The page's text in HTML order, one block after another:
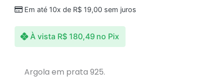
Em até 10x de R$19,00sem juros
À vista R$180,49 no Pix
Argola em prata 925.